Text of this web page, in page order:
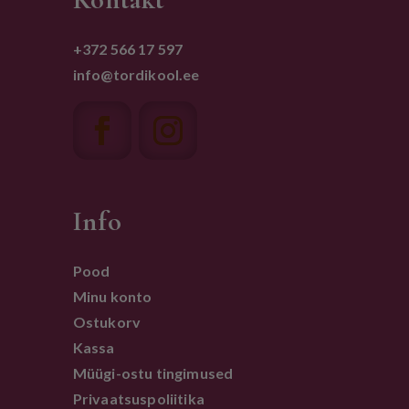
+372 566 17 597
info@tordikool.ee
Info
Pood
Minu konto
Ostukorv
Kassa
Müügi-ostu tingimused
Privaatsuspoliitika